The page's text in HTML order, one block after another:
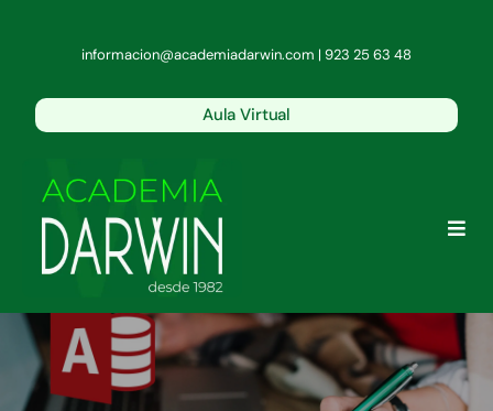
contenidoinformacion@academiadarwin.com | 923 25 63 48
Aula Virtual
Conócenos